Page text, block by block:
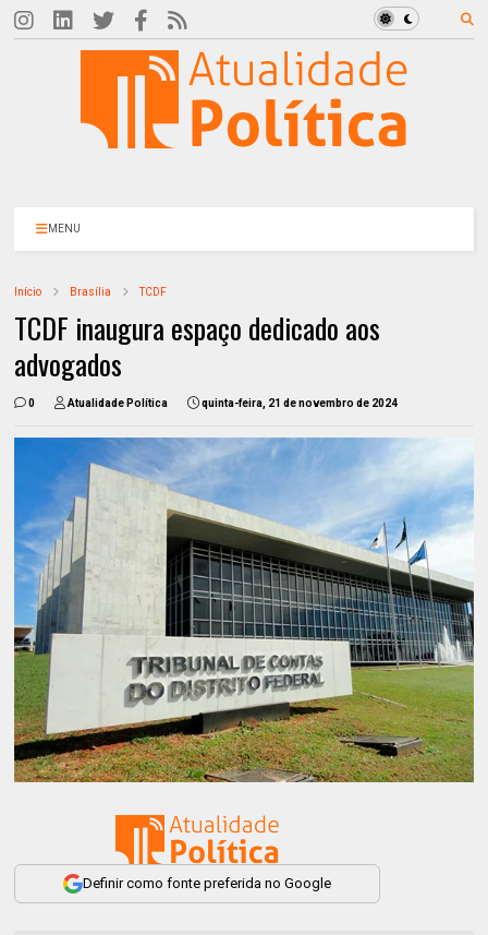
MENU
Início Brasília TCDF
TCDF inaugura espaço dedicado aos
advogados
0 Atualidade Política quinta-feira, 21 de novembro de 2024
Definir como fonte preferida no Google